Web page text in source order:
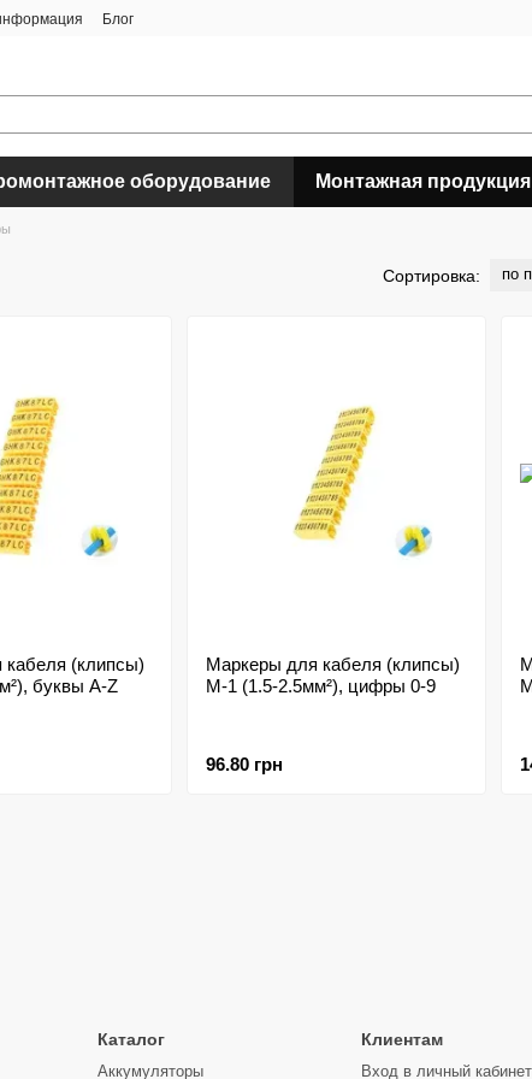
Блог
оборудование Монтажная продукция
Сортировка: по
(клипсы)
буквы A-Z
Маркеры для кабеля (клипсы)
M-1 (1.5-2.5мм²), цифры 0-9
96.80 грн
Каталог
Аккумуляторы
Клиентам
Вход в личный кабинет